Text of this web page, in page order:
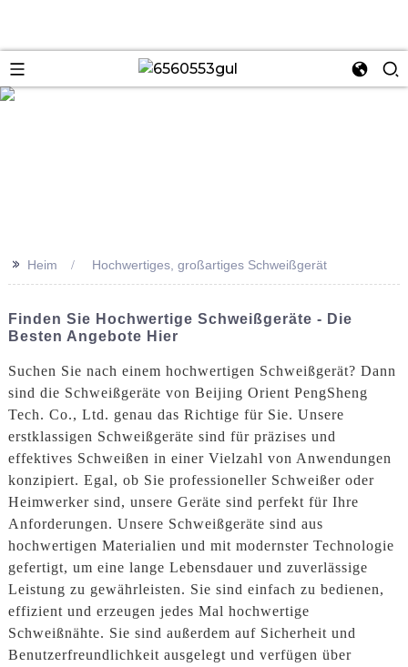
>> Heim Hochwertiges, großartiges Schweißgerät
Finden Sie Hochwertige Schweißgeräte - Die
Besten Angebote Hier
Suchen Sie nach einem hochwertigen Schweißgerät? Dann
sind die Schweißgeräte von Beijing Orient PengSheng
Tech. Co., Ltd. genau das Richtige für Sie. Unsere
erstklassigen Schweißgeräte sind für präzises und
effektives Schweißen in einer Vielzahl von Anwendungen
konzipiert. Egal, ob Sie professioneller Schweißer oder
Heimwerker sind, unsere Geräte sind perfekt für Ihre
Anforderungen. Unsere Schweißgeräte sind aus
hochwertigen Materialien und mit modernster Technologie
gefertigt, um eine lange Lebensdauer und zuverlässige
Leistung zu gewährleisten. Sie sind einfach zu bedienen,
effizient und erzeugen jedes Mal hochwertige
Schweißnähte. Sie sind außerdem auf Sicherheit und
Benutzerfreundlichkeit ausgelegt und verfügen über